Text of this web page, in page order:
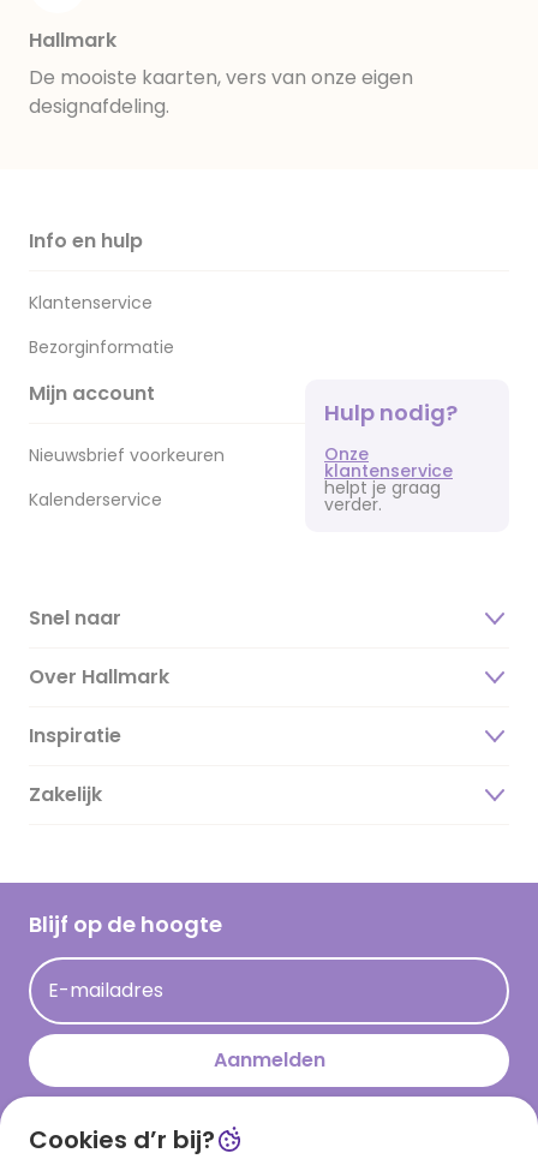
Hallmark
De mooiste kaarten, vers van onze eigen
designafdeling.
Info en hulp
Klantenservice
Bezorginformatie
Mijn account
Nieuwsbrief voorkeuren
Kalenderservice
Hulp nodig?
Onze
klantenservice
helpt je graag
verder.
Snel naar
Over Hallmark
Over ons
Duurzaamheid
Hallmark Kaartclub
Acties
Persberichten
Hallmark en Kinderpostzegels
Inspiratie
Magazine
Cadeau inspiratie
Kaartinspiratie
Zakelijk
Blijf op de hoogte
E-mailadres
Aanmelden
Download onze app
Cookies d’r bij?